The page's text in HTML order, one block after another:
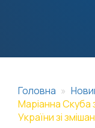
Головна
Маріанна Скуба
України зі